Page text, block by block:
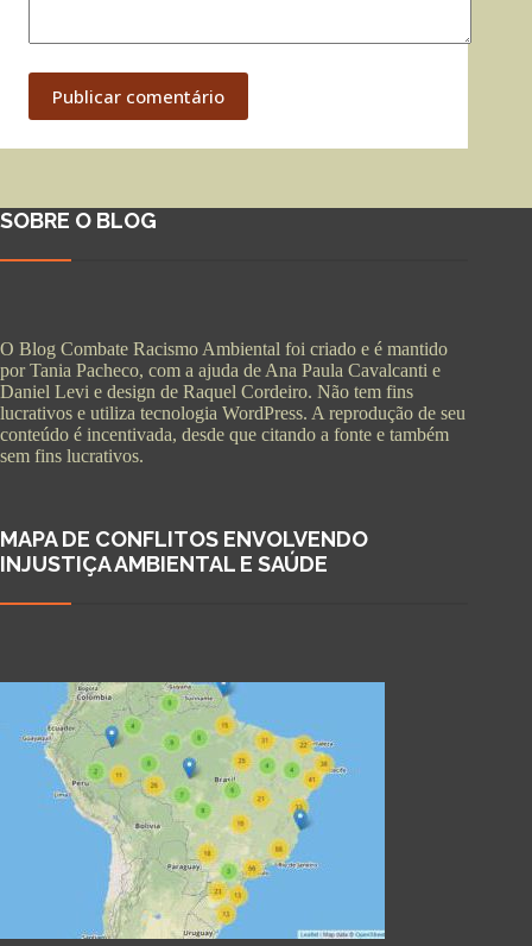
Publicar comentário
SOBRE O BLOG
O Blog Combate Racismo Ambiental foi criado e é mantido
por Tania Pacheco, com a ajuda de Ana Paula Cavalcanti e
Daniel Levi e design de Raquel Cordeiro. Não tem fins
lucrativos e utiliza tecnologia WordPress. A reprodução de seu
conteúdo é incentivada, desde que citando a fonte e também
sem fins lucrativos.
MAPA DE CONFLITOS ENVOLVENDO
INJUSTIÇA AMBIENTAL E SAÚDE